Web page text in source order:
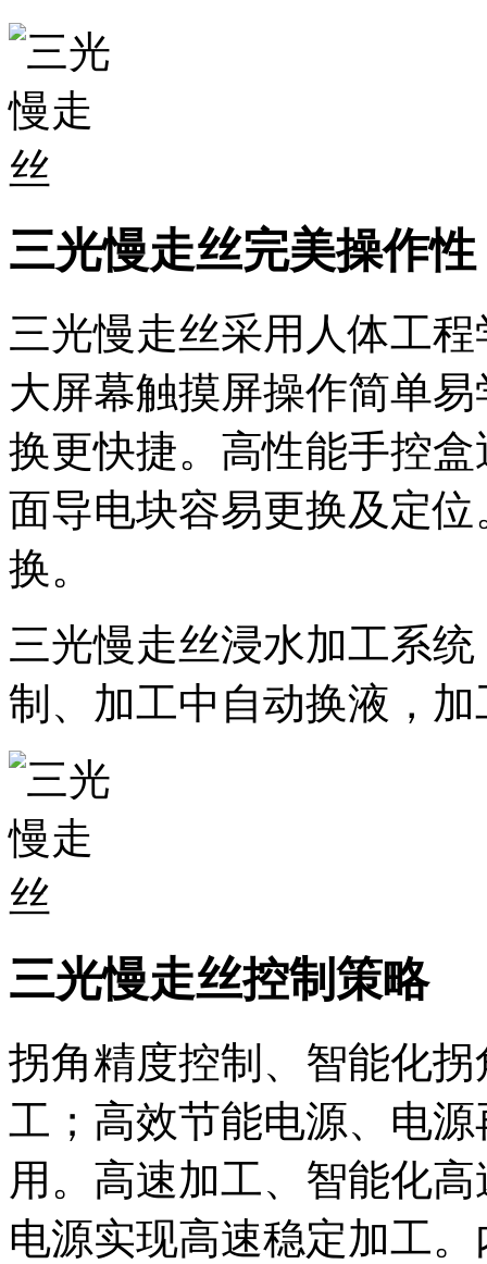
三光慢走丝完美操作性
三光慢走丝采用人体工
大屏幕触摸屏操作简单易
换更快捷。高性能手控
面导电块容易更换及定
换。
三光慢走丝浸水加工系
制、加工中自动换液，
三光慢走丝控制策略
拐角精度控制、智能化
工；高效节能电源、电
用。高速加工、智能化
电源实现高速稳定加工